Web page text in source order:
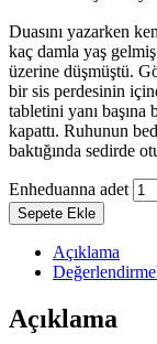
Duasını yazarken
kaç damla yaş
üzerine düşmüştü.
bir sis perdesinin
tabletini yanı başına
kapattı. Ruhunun
baktığında sedirde
Enheduanna adet
Sepete Ekle
Açıklama
Açıklama